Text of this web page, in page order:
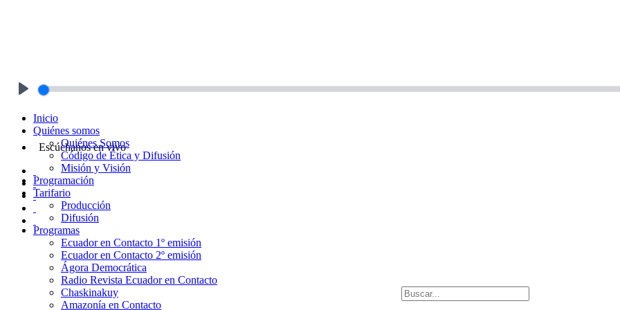
Escúchanos en vivo
Inicio
Quiénes somos
Quiénes Somos
Código de Ética y Difusión
Misión y Visión
Programación
Tarifario
Producción
Difusión
Programas
Ecuador en Contacto 1º emisión
Ecuador en Contacto 2º emisión
Ágora Democrática
Radio Revista Ecuador en Contacto
Chaskinakuy
Amazonía en Contacto